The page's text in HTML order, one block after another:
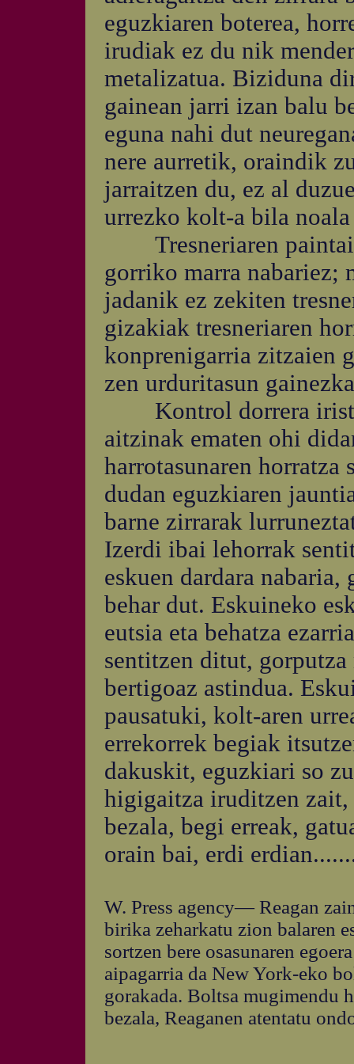
eguzkiaren boterea,
irudiak ez du nik
metalizatua. Biziduna
gainean jarri izan balu
eguna nahi dut
nere aurretik, oraindik
jarraitzen du, ez al
urrezko kolt-a bila
Tresneriaren
gorriko marra nabariez;
jadanik ez zekiten
gizakiak tresneriaren
konprenigarria zitzaien
zen urduritasun
Kontrol dorrera
aitzinak ematen ohi
harrotasunaren
dudan eguzkiaren
barne zirrarak
Izerdi ibai lehorrak
eskuen dardara
behar dut. Eskuineko
eutsia eta behatza
sentitzen ditut,
bertigoaz astindua.
pausatuki, kolt-aren
errekorrek begiak
dakuskit, eguzkiari so
higigaitza iruditzen
bezala, begi erreak,
orain bai, erdi
W. Press agency— Reagan
birika zeharkatu zion balaren
sortzen bere osasunaren
aipagarria da New York-eko
gorakada. Boltsa mugimendu
bezala, Reaganen atentatu